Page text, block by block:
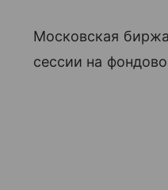
Московская биржа
сессии на